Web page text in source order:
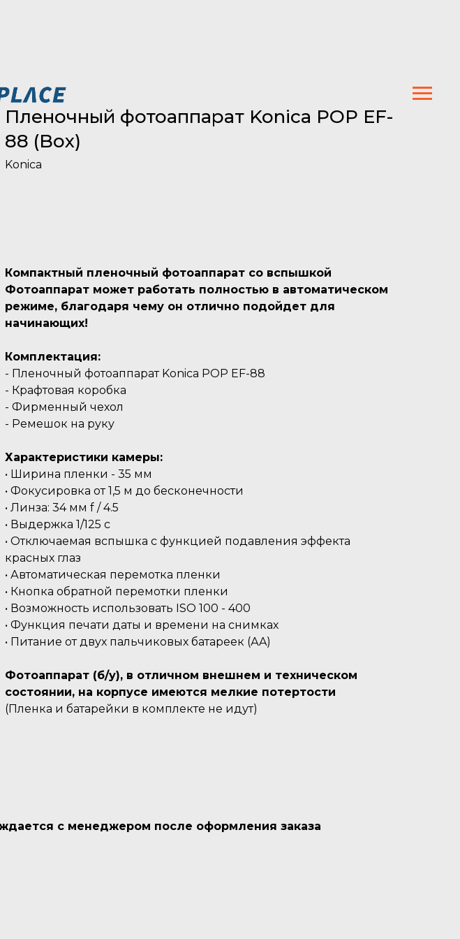
Пленочный фотоаппарат Konica POP EF-
88 (Box)
Konica
Компактный пленочный фотоаппарат со вспышкой
Фотоаппарат может работать полностью в автоматическом
режиме, благодаря чему он отлично подойдет для
начинающих!
Комплектация:
- Пленочный фотоаппарат Konica POP EF-88
- Крафтовая коробка
- Фирменный чехол
- Ремешок на руку
Характеристики камеры:
• Ширина пленки - 35 мм
• Фокусировка от 1,5 м до бесконечности
• Линза: 34 мм f / 4.5
• Выдержка 1/125 c
• Отключаемая вспышка с функцией подавления эффекта
красных глаз
• Автоматическая перемотка пленки
• Кнопка обратной перемотки пленки
• Возможность использовать ISO 100 - 400
• Функция печати даты и времени на снимках
• Питание от двух пальчиковых батареек (АA)
Фотоаппарат (б/у), в отличном внешнем и техническом
состоянии, на корпусе имеются мелкие потертости
(Пленка и батарейки в комплекте не идут)
с менеджером после оформления заказа